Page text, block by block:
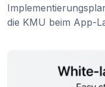
die KMU beim App-